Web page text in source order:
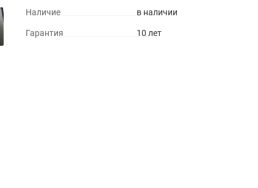
Наличие в наличии
Гарантия 10 лет